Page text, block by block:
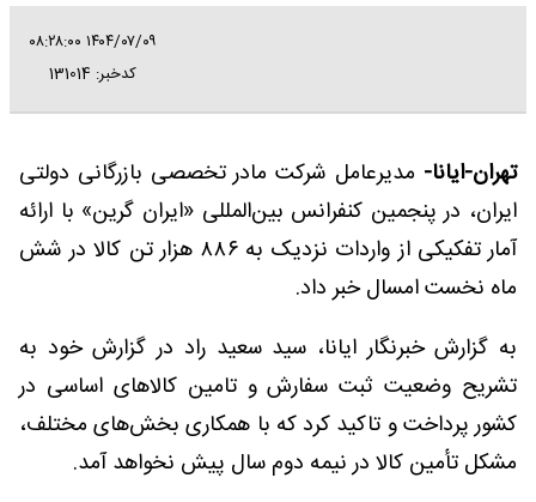
۱۴۰۴/۰۷/۰۹ ۰۸:۲۸:۰۰
کدخبر: 131014
تهران-ایانا- مدیرعامل شرکت مادر تخصصی بازرگانی دولتی
ایران، در پنجمین کنفرانس بین‌المللی «ایران گرین» با ارائه
آمار تفکیکی از واردات نزدیک به ۸۸۶ هزار تن کالا در شش
ماه نخست امسال خبر داد.
به گزارش خبرنگار ایانا، سید سعید راد در گزارش خود به
تشریح وضعیت ثبت سفارش و تامین کالاهای اساسی در
کشور پرداخت و تاکید کرد که با همکاری بخش‌های مختلف،
مشکل تأمین کالا در نیمه دوم سال پیش نخواهد آمد.